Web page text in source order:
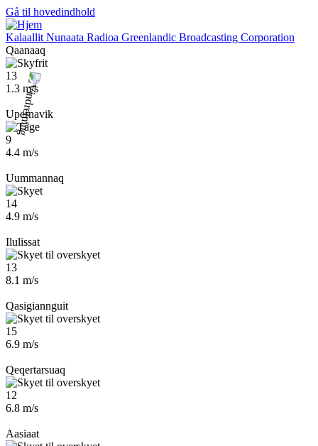
Gå til hovedindhold
Kalaallit Nunaata Radioa Greenlandic Broadcasting Corporation
Qaanaaq
13
1.3 m/s
Upernavik
9
4.4 m/s
Uummannaq
14
4.9 m/s
Ilulissat
13
8.1 m/s
Qasigiannguit
15
6.9 m/s
Qeqertarsuaq
12
6.8 m/s
Aasiaat